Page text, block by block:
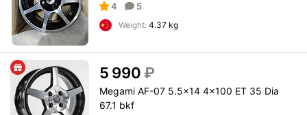
4 5
Weight: 4.37 kg
5 990 ₽
Megami AF-07 5.5x14 4x100 ET 35 Dia
67.1 bkf